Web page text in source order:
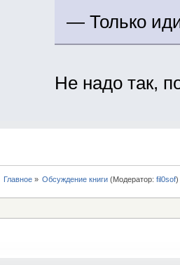
— Только
Не надо так,
Главное» Обсуждение книги(Модератор: fil0sof)